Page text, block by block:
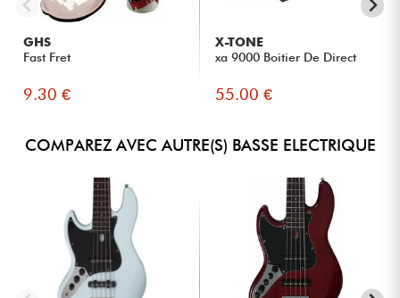
GHS
Fast Fret
9.30 €
X-TONE
xa 9000 Boitier De Direct
55.00 €
COMPAREZ AVEC AUTRE(S) BASSE ELECTRIQUE